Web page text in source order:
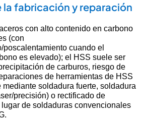
la fabricación y reparación
con alto contenido en carbono
(con
poscalentamiento cuando el
es elevado); el HSS suele ser
de carburos, riesgo de
de herramientas de HSS
soldadura fuerte, soldadura
precisión) o rectificado de
de soldaduras convencionales